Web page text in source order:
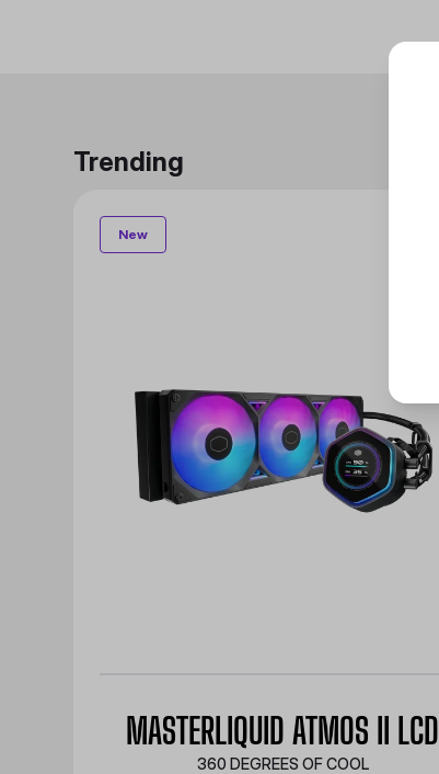
Trending
New
MASTERLIQUID ATMOS II LCD
360 DEGREES OF COOL​